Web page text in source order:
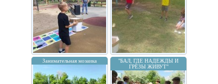
Занимательная мозаика
"БАЛ, ГДЕ НАДЕЖДЫ И
ГРЁЗЫ ЖИВУТ"